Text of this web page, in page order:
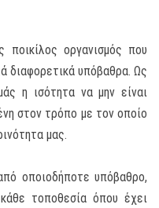
οργανισμός που
διαφορετικά υπόβαθρα. Ως
η ισότητα να μην είναι
στον τρόπο με τον οποίο
μας.
οποιοδήποτε υπόβαθρο,
τοποθεσία όπου έχει